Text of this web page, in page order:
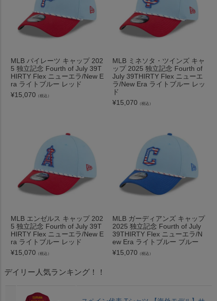
MLB パイレーツ キャップ 202
5 独立記念 Fourth of July 39T
HIRTY Flex ニューエラ/New E
ra ライトブルー レッド
¥15,070 （税込）
MLB ミネソタ・ツインズ キャ
ップ 2025 独立記念 Fourth of
July 39THIRTY Flex ニューエ
ラ/New Era ライトブルー レッ
ド
¥15,070 （税込）
MLB エンゼルス キャップ 202
5 独立記念 Fourth of July 39T
HIRTY Flex ニューエラ/New E
ra ライトブルー レッド
¥15,070 （税込）
MLB ガーディアンズ キャップ
2025 独立記念 Fourth of July
39THIRTY Flex ニューエラ/N
ew Era ライトブルー ブルー
¥15,070 （税込）
デイリー人気ランキング！！